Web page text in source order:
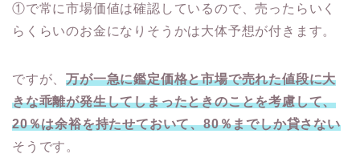
①で常に市場価値は確認しているので、売ったらいく
らくらいのお金になりそうかは大体予想が付きます。
ですが、万が一急に鑑定価格と市場で売れた値段に大
きな乖離が発生してしまったときのことを考慮して、
20％は余裕を持たせておいて、80％までしか貸さない
そうです。